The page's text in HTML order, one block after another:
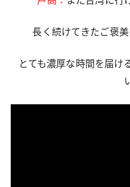
長く続けてきたご褒
とても濃厚な時間を届け